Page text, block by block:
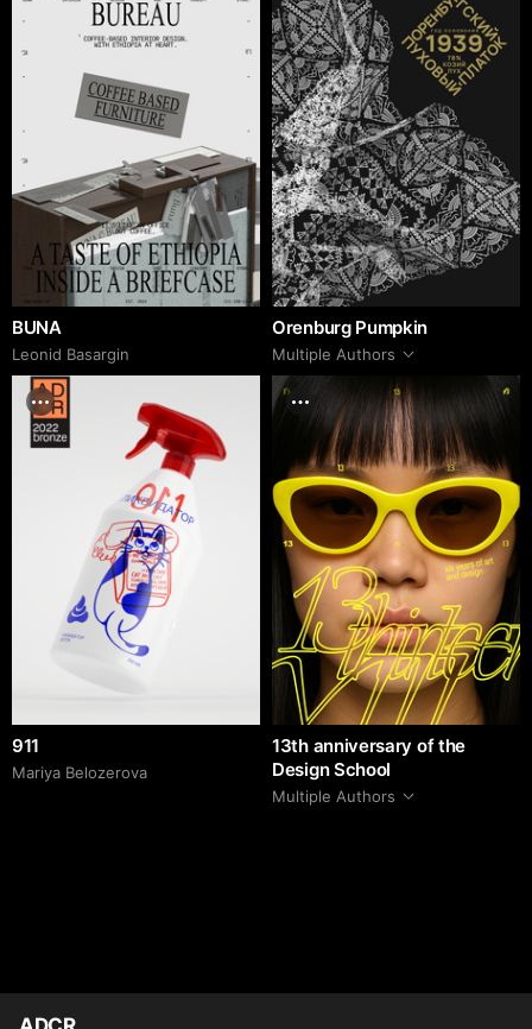
BUNA
Leonid Basargin
Orenburg Pumpkin
Multiple Authors
911
Mariya Belozerova
13th anniversary of the
Design School
Multiple Authors